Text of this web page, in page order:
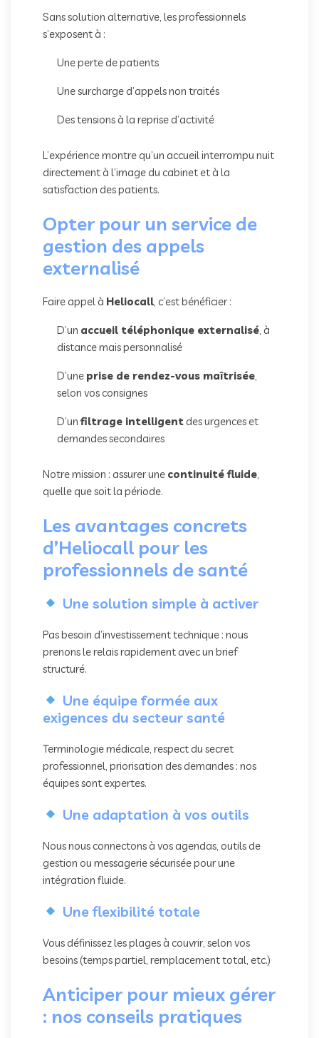
Sans solution alternative, les professionnels
s’exposent à :
Une perte de patients
Une surcharge d’appels non traités
Des tensions à la reprise d’activité
L’expérience montre qu’un accueil interrompu nuit
directement à l’image du cabinet et à la
satisfaction des patients.
Opter pour un service de
gestion des appels
externalisé
Faire appel à Heliocall , c’est bénéficier :
D’un accueil téléphonique externalisé , à
distance mais personnalisé
D’une prise de rendez-vous maîtrisée
selon vos consignes
D’un filtrage intelligentdes urgences et
demandes secondaires
Notre mission : assurer une continuité fluide
quelle que soit la période.
Les avantages concrets
d’Heliocall pour les
professionnels de santé
Une solution simple à activer
Pas besoin d’investissement technique : nous
prenons le relais rapidement avec un brief
structuré.
Une équipe formée aux
exigences du secteur santé
Terminologie médicale, respect du secret
professionnel, priorisation des demandes : nos
équipes sont expertes.
Une adaptation à vos outils
Nous nous connectons à vos agendas, outils de
gestion ou messagerie sécurisée pour une
intégration fluide.
Une flexibilité totale
Vous définissez les plages à couvrir, selon vos
besoins (temps partiel, remplacement total, etc.)
Anticiper pour mieux gérer
: nos conseils pratiques